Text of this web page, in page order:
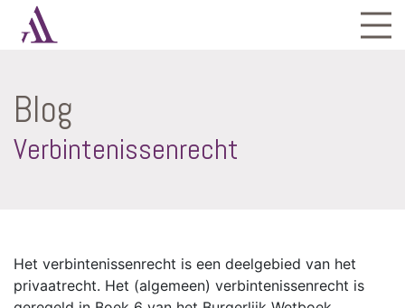
Blog
Verbintenissenrecht
Het verbintenissenrecht is een deelgebied van het
privaatrecht. Het (algemeen) verbintenissenrecht is